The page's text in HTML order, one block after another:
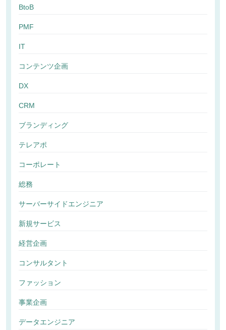
BtoB
PMF
IT
コンテンツ企画
DX
CRM
ブランディング
テレアポ
コーポレート
総務
サーバーサイドエンジニア
新規サービス
経営企画
コンサルタント
ファッション
事業企画
データエンジニア